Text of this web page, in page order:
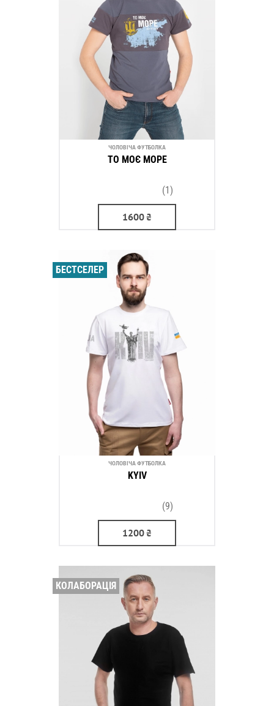
ЧОЛОВІЧА ФУТБОЛКА
ТО МОЄ МОРЕ
(1)
1600₴
БЕСТСЕЛЕР
ЧОЛОВІЧА ФУТБОЛКА
KYIV
(9)
1200₴
КОЛАБОРАЦІЯ